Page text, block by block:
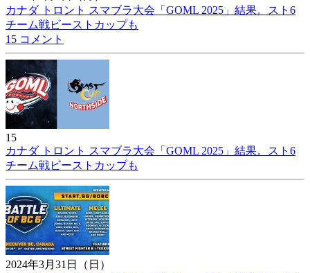
カナダ トロント スマブラ大会「GOML 2025」結果。スト6
チーム戦ビーストカップも
15 コメント
15
カナダ トロント スマブラ大会「GOML 2025」結果。スト6
チーム戦ビーストカップも
2024年3月31日（日）